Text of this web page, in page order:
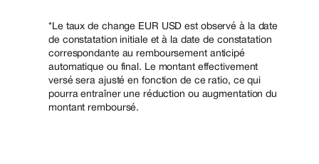
*Le taux de change EUR USD est observé à la date
de constatation initiale et à la date de constatation
correspondante au remboursement anticipé
automatique ou final. Le montant effectivement
versé sera ajusté en fonction de ce ratio, ce qui
pourra entraîner une réduction ou augmentation du
montant remboursé.